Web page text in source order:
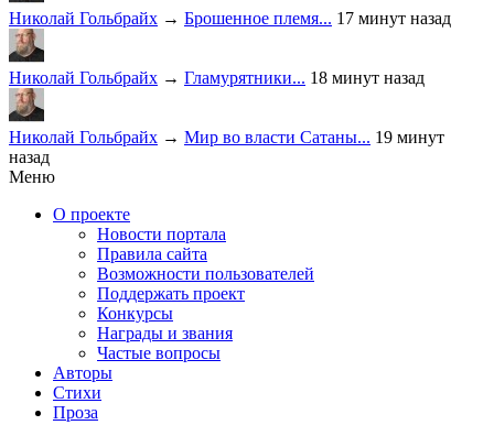
Николай Гольбрайх → Брошенное племя... 17 минут назад
Николай Гольбрайх → Гламурятники... 18 минут назад
Николай Гольбрайх → Мир во власти Сатаны... 19 минут
назад
Меню
О проекте
Новости портала
Правила сайта
Возможности пользователей
Поддержать проект
Конкурсы
Награды и звания
Частые вопросы
Авторы
Стихи
Проза